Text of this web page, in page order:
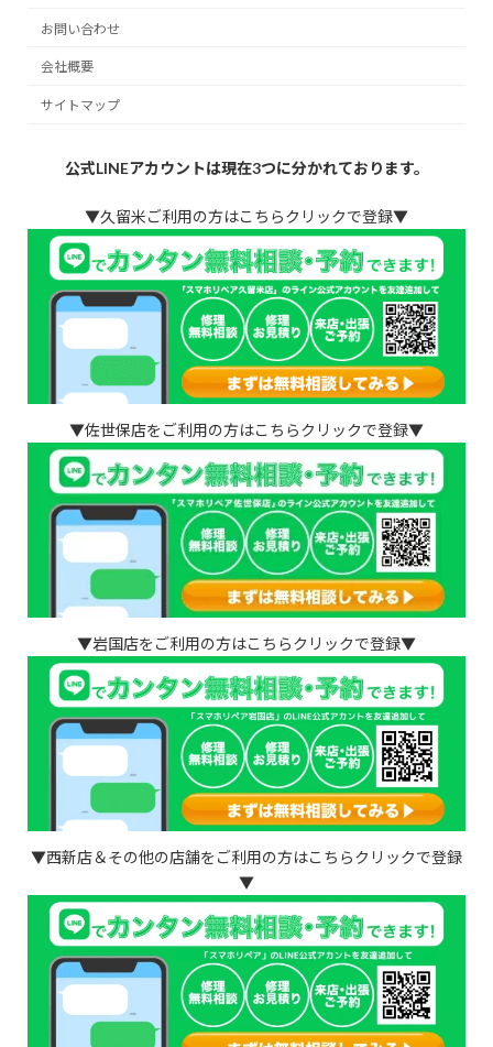
お問い合わせ
会社概要
サイトマップ
公式LINEアカウントは現在3つに分かれております。
▼久留米ご利用の方はこちらクリックで登録▼
▼佐世保店をご利用の方はこちらクリックで登録▼
▼岩国店をご利用の方はこちらクリックで登録▼
▼西新店＆その他の店舗をご利用の方はこちらクリックで登録
▼